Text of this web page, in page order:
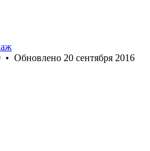
• Обновлено 20 сентября 2016